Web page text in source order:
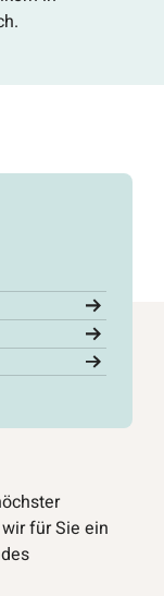
für Sie ein